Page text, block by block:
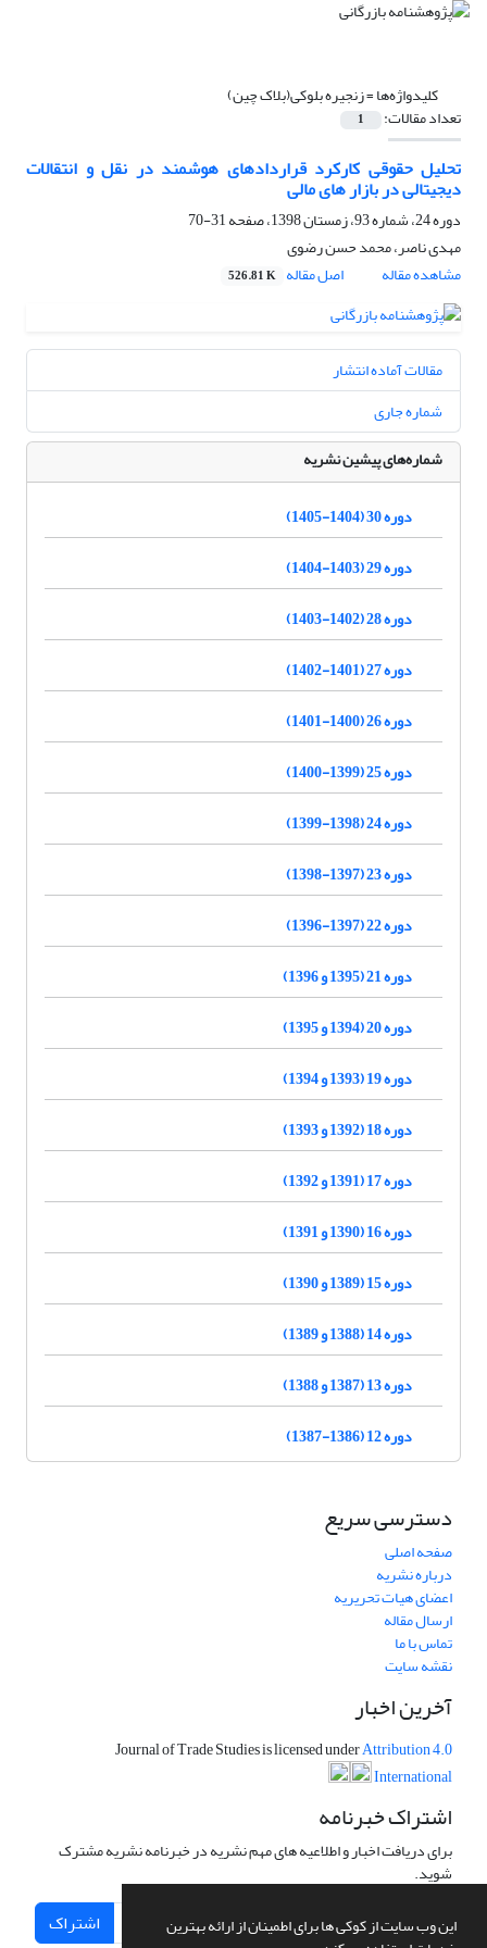
این وب سایت از کوکی ها برای اطمینان از ارائه بهترین
کلیدواژه‌ها =زنجیره بلوکی(بلاک چین)
تعداد مقالات: 1
تحلیل حقوقی کارکرد قراردادهای هوشمند در نقل و انتقالات
دیجیتالی در بازار های مالی
دوره 24، شماره 93، زمستان 1398، صفحه
31-70
مهدی ناصر، محمد حسن رضوی
مشاهده مقاله
اصل مقاله 526.81 K
مقالات آماده انتشار
شماره جاری
شماره‌های پیشین نشریه
دوره 30 (1404-1405)
دوره 29 (1403-1404)
دوره 28 (1402-1403)
دوره 27 (1401-1402)
دوره 26 (1400-1401)
دوره 25 (1399-1400)
دوره 24 (1398-1399)
دوره 23 (1397-1398)
دوره 22 (1397-1396)
دوره 21 (1395 و 1396)
دوره 20 (1394 و 1395)
دوره 19 (1393 و 1394)
دوره 18 (1392 و 1393)
دوره 17 (1391 و 1392)
دوره 16 (1390 و 1391)
دوره 15 (1389 و 1390)
دوره 14 (1388 و 1389)
دوره 13 (1387 و 1388)
دوره 12 (1386-1387)
دسترسی سریع
صفحه اصلی
درباره نشریه
اعضای هیات تحریریه
ارسال مقاله
تماس با ما
نقشه سایت
آخرین اخبار
Journal of Trade Studies is licensed underAttribution 4.0
International
اشتراک خبرنامه
برای دریافت اخبار و اطلاعیه های مهم نشریه در خبرنامه نشریه مشترک
شوید.
اشتراک